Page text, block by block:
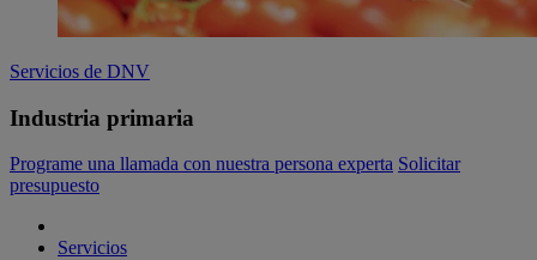
Servicios de DNV
Industria primaria
Programe una llamada con nuestra persona experta Solicitar
presupuesto
Servicios